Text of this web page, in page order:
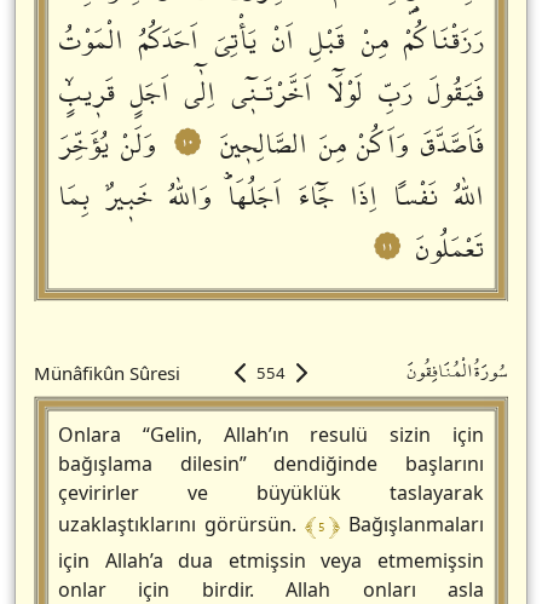
Münâfikûn Sûresi 554 سُورَةُالْمُنَافِقُونَ
Onlara “Gelin, Allah’ın resulü sizin için
bağışlama dilesin” dendiğinde başlarını
çevirirler ve büyüklük taslayarak
uzaklaştıklarını görürsün. ﴾ 5 ﴿ Bağışlanmaları
için Allah’a dua etmişsin veya etmemişsin
onlar için birdir. Allah onları asla
رَزَقْنَاكُمْ مِنْ قَبْلِ اَنْ يَأْتِيَ اَحَدَكُمُ الْمَوْتُ
فَيَقُولَ رَبِّ لَوْلَٓا اَخَّرْتَـنٖٓي اِلٰٓى اَجَلٍ قَرٖيبٍۙ
فَاَصَّدَّقَ وَاَكُنْ مِنَ الصَّالِحٖينَ
١٠
وَلَنْ يُؤَخِّرَ
اللّٰهُ نَفْساً اِذَا جَٓاءَ اَجَلُهَاؕ وَاللّٰهُ خَبٖيرٌ بِمَا
تَعْمَلُونَ
١١